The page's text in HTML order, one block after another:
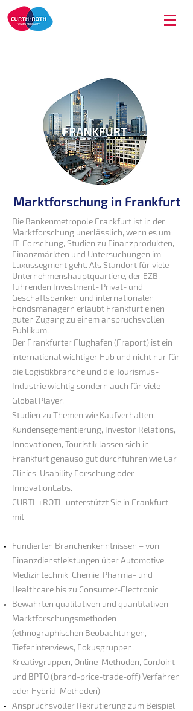
Marktforschung in Frankfurt
Die Bankenmetropole Frankfurt ist in der
Marktforschung unerlässlich, wenn es um
IT-Forschung, Studien zu Finanzprodukten,
Finanzmärkten und Untersuchungen im
Luxussegment geht. Als Standort für viele
Unternehmenshauptquartiere, der EZB,
führenden Investment- Privat- und
Geschäftsbanken und internationalen
Fondsmanagern erlaubt Frankfurt einen
guten Zugang zu einem anspruchsvollen
Publikum.
Der Frankfurter Flughafen (Fraport) ist ein
international wichtiger Hub und nicht nur für
die Logistikbranche und die Tourismus-
Industrie wichtig sondern auch für viele
Global Player.
Studien zu Themen wie Kaufverhalten,
Kundensegementierung, Investor Relations,
Innovationen, Touristik lassen sich in
Frankfurt genauso gut durchführen wie Car
Clinics, Usability Forschung oder
InnovationLabs.
CURTH+ROTH unterstützt Sie in Frankfurt
mit
Fundierten Branchenkenntnissen – von
Finanzdienstleistungen über Automotive,
Medizintechnik, Chemie, Pharma- und
Healthcare bis zu Consumer-Electronic
Bewährten qualitativen und quantitativen
Marktforschungsmethoden
(ethnographischen Beobachtungen,
Tiefeninterviews, Fokusgruppen,
Kreativgruppen, Online-Methoden, ConJoint
und BPTO (brand-price-trade-off) Verfahren
oder Hybrid-Methoden)
Anspruchsvoller Rekrutierung zum Beispiel